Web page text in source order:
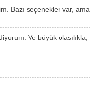
Bazı seçenekler var,
Ve büyük